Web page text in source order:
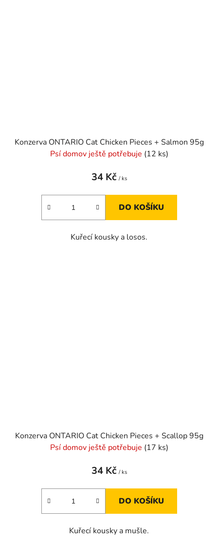
Konzerva ONTARIO Cat Chicken Pieces + Salmon 95g
Psí domov ještě potřebuje (12 ks)
34 Kč / ks
DO KOŠÍKU
Kuřecí kousky a losos.
Konzerva ONTARIO Cat Chicken Pieces + Scallop 95g
Psí domov ještě potřebuje (17 ks)
34 Kč / ks
DO KOŠÍKU
Kuřecí kousky a mušle.